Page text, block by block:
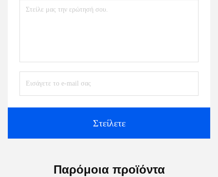
Στείλετε
Παρόμοια προϊόντα